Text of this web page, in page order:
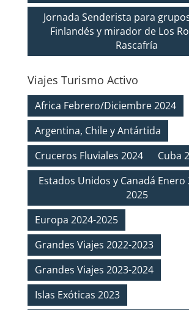
Jornada Senderista para
Finlandés y mirador de Los
Rascafría
Viajes Turismo Activo
Africa Febrero/Diciembre 2024
Argentina, Chile y Antártida
Cruceros Fluviales 2024
Cuba
Estados Unidos y Canadá
2025
Europa 2024-2025
Grandes Viajes 2022-2023
Grandes Viajes 2023-2024
Islas Exóticas 2023